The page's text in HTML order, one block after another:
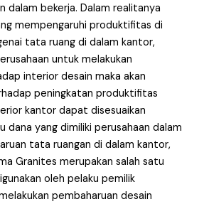
dalam bekerja. Dalam realitanya
mempengaruhi produktifitas di
tata ruang di dalam kantor,
untuk melakukan
interior desain maka akan
peningkatan produktifitas
kantor dapat disesuaikan
dana yang dimiliki perusahaan dalam
tata ruangan di dalam kantor,
Granites merupakan salah satu
oleh pelaku pemilik
pembaharuan desain